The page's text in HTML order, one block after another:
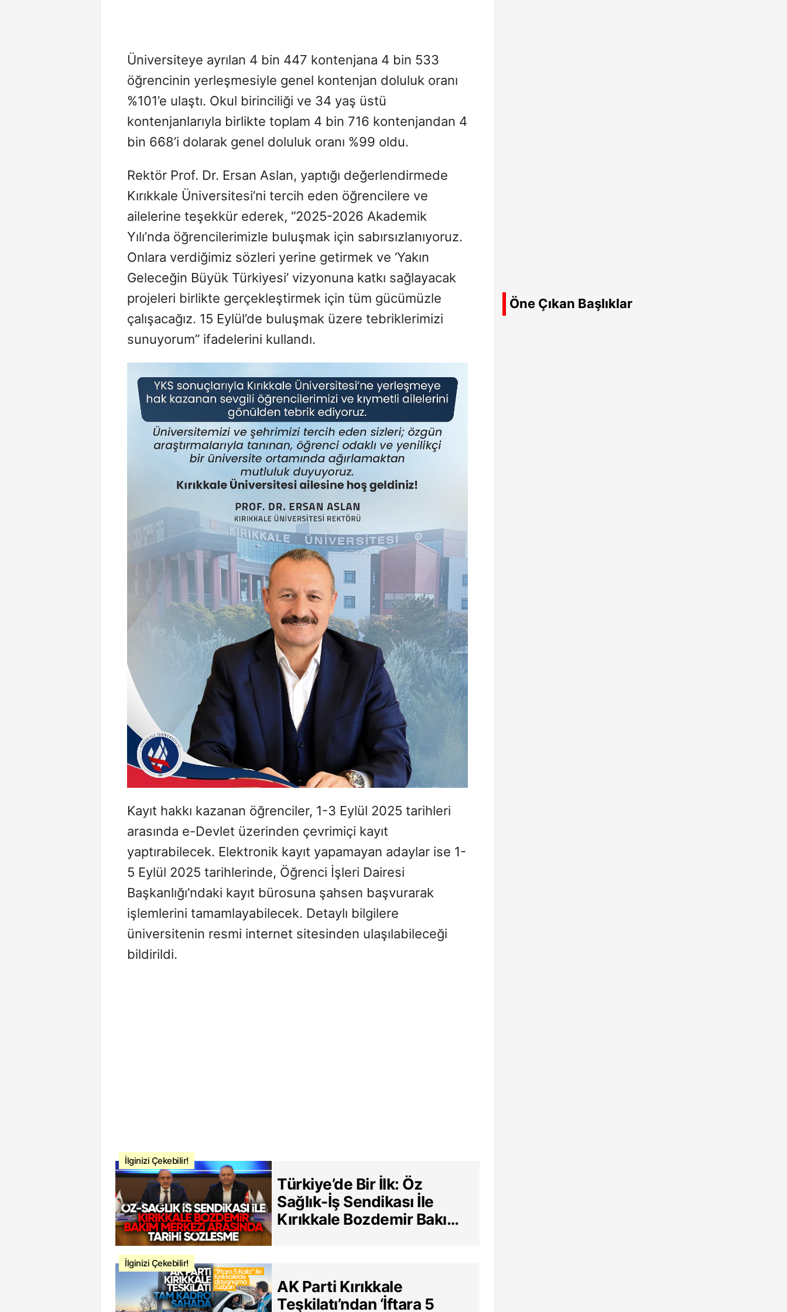
Üniversiteye ayrılan 4 bin 447 kontenjana 4 bin 533
öğrencinin yerleşmesiyle genel kontenjan doluluk oranı
%101’e ulaştı. Okul birinciliği ve 34 yaş üstü
kontenjanlarıyla birlikte toplam 4 bin 716 kontenjandan 4
bin 668’i dolarak genel doluluk oranı %99 oldu.
Rektör Prof. Dr. Ersan Aslan, yaptığı değerlendirmede
Kırıkkale Üniversitesi’ni tercih eden öğrencilere ve
ailelerine teşekkür ederek, “2025-2026 Akademik
Yılı’nda öğrencilerimizle buluşmak için sabırsızlanıyoruz.
Onlara verdiğimiz sözleri yerine getirmek ve ‘Yakın
Geleceğin Büyük Türkiyesi’ vizyonuna katkı sağlayacak
projeleri birlikte gerçekleştirmek için tüm gücümüzle
çalışacağız. 15 Eylül’de buluşmak üzere tebriklerimizi
sunuyorum” ifadelerini kullandı.
Kayıt hakkı kazanan öğrenciler, 1-3 Eylül 2025 tarihleri
arasında e-Devlet üzerinden çevrimiçi kayıt
yaptırabilecek. Elektronik kayıt yapamayan adaylar ise 1-
5 Eylül 2025 tarihlerinde, Öğrenci İşleri Dairesi
Başkanlığı’ndaki kayıt bürosuna şahsen başvurarak
işlemlerini tamamlayabilecek. Detaylı bilgilere
üniversitenin resmi internet sitesinden ulaşılabileceği
bildirildi.
İlginizi Çekebilir!
Türkiye’de Bir İlk: Öz
Sağlık-İş Sendikası İle
Kırıkkale Bozdemir Bakım
İlginizi Çekebilir!
AK Parti Kırıkkale
Teşkilatı’ndan ‘İftara 5
Öne Çıkan Başlıklar